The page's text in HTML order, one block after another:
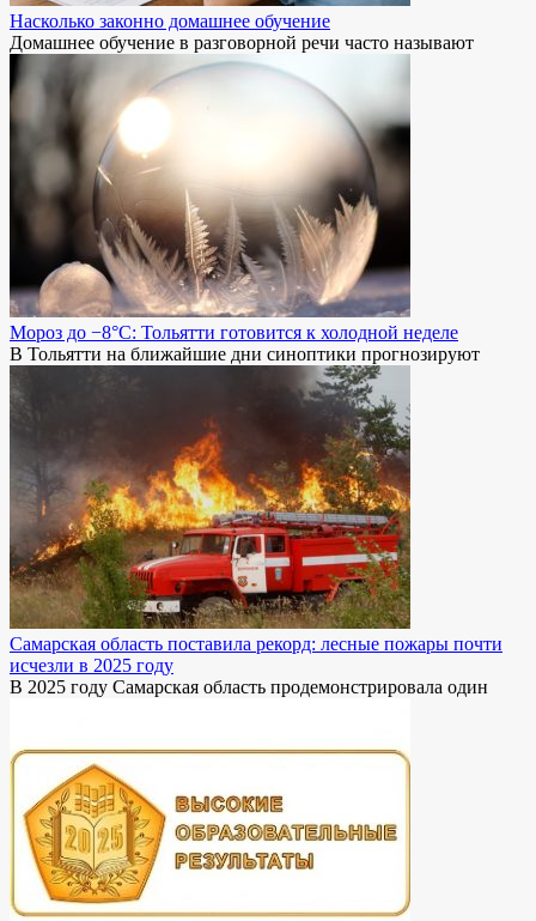
Насколько законно домашнее обучение
Домашнее обучение в разговорной речи часто называют
Мороз до −8°C: Тольятти готовится к холодной неделе
В Тольятти на ближайшие дни синоптики прогнозируют
Самарская область поставила рекорд: лесные пожары почти
исчезли в 2025 году
В 2025 году Самарская область продемонстрировала один